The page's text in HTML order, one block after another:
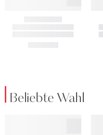
Beliebte Wahl